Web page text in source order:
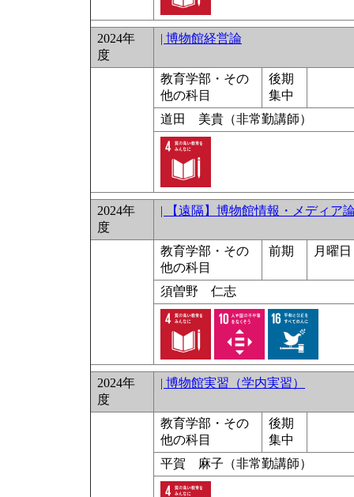
2024年
度
| 博物館経営論
教育学部・その
他の科目
後期
集中
道田 美貴（非常勤講師）
2024年
度
| 【遠隔】博物館情報・メディア
教育学部・その
他の科目
前期 月曜
須曽野 仁志
2024年
度
| 博物館実習（学内実習）
教育学部・その
他の科目
後期
集中
平賀 麻子（非常勤講師）